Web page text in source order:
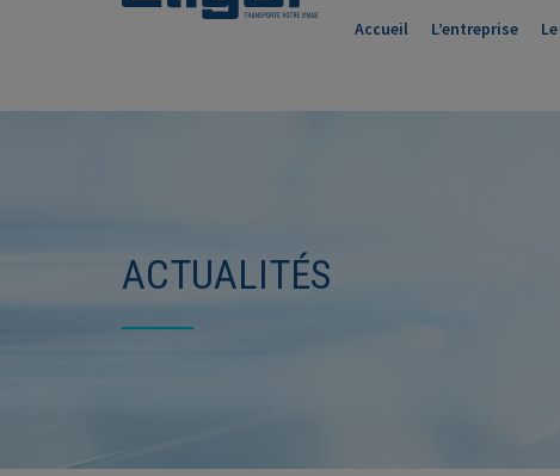
Accueil L’entreprise
ACTUALITÉS